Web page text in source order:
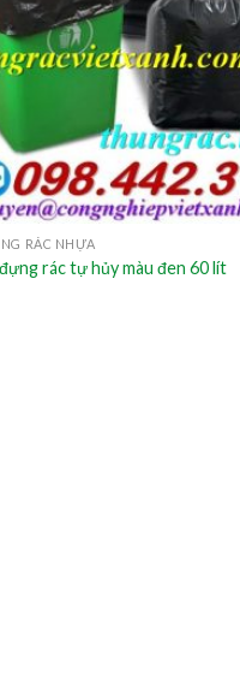
RÁC NHỰA
rác tự hủy màu đen 60 lít